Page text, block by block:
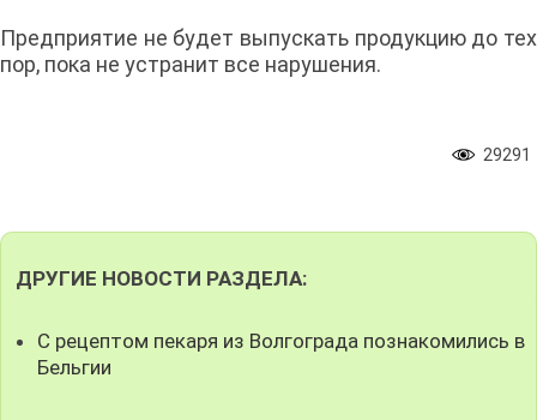
Предприятие не будет выпускать продукцию до тех
пор, пока не устранит все нарушения.
29291
ДРУГИЕ НОВОСТИ РАЗДЕЛА:
С рецептом пекаря из Волгограда познакомились в
Бельгии